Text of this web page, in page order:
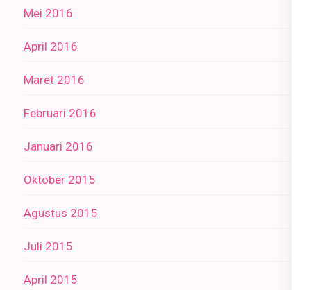
Mei 2016
April 2016
Maret 2016
Februari 2016
Januari 2016
Oktober 2015
Agustus 2015
Juli 2015
April 2015